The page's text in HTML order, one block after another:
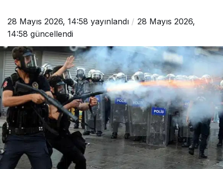
28 Mayıs 2026, 14:58 yayınlandı
28 Mayıs 2026,
14:58 güncellendi